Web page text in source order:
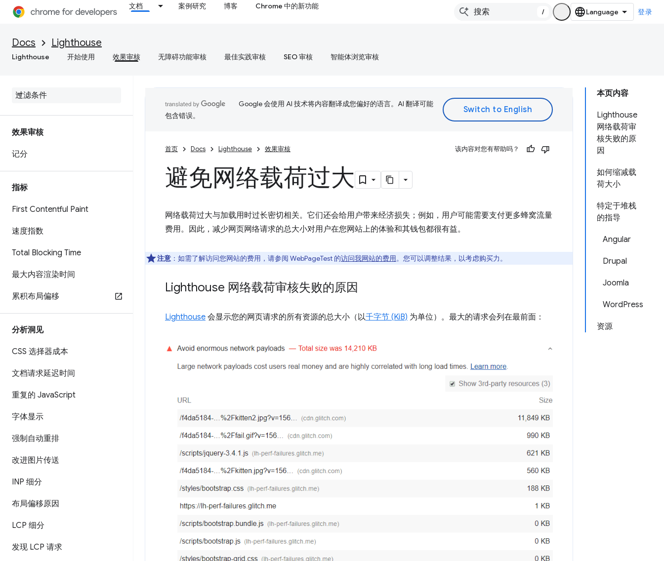
文档 案例研究 博客 Chrome 中的新功能
/ 登录
Docs Lighthouse
Lighthouse 开始使用 效果审核 无障碍功能审核 最佳实践审核 SEO 审核 智能体浏览审核
效果审核
记分
指标
First Contentful Paint
速度指数
Total Blocking Time
最大内容渲染时间
累积布局偏移
分析洞见
CSS 选择器成本
文档请求延迟时间
重复的 JavaScript
字体显示
强制自动重排
改进图片传送
INP 细分
布局偏移原因
LCP 细分
发现 LCP 请求
本页内容
Lighthouse
网络载荷审
核失败的原
因
如何缩减载
荷大小
特定于堆栈
的指导
Angular
Drupal
Joomla
WordPress
资源
Google 会使用 AI 技术将内容翻译成您偏好的语言。AI 翻译可能
包含错误。
首页 Docs Lighthouse 效果审核 该内容对您有帮助吗？
避免网络载荷过大
网络载荷过大与加载用时过长密切相关。它们还会给用户带来经济损失；例如，用户可能需要支付更多蜂窝流量
费用。因此，减少网页网络请求的总大小对用户在您网站上的体验和其钱包都很有益。
注意 ：如需了解访问您网站的费用，请参阅 WebPageTest 的访问我网站的费用。您可以调整结果，以考虑购买力。
Lighthouse 网络载荷审核失败的原因
Lighthouse 会显示您的网页请求的所有资源的总大小（以千字节 (KiB) 为单位）。最大的请求会列在最前面：